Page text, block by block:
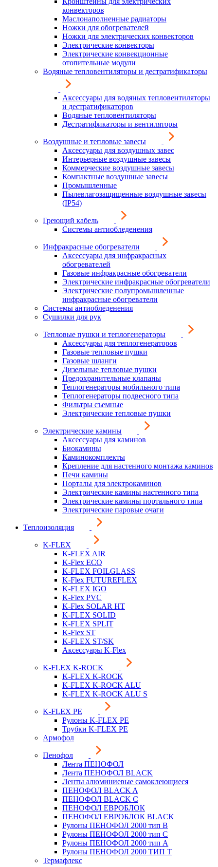
конвекторов
Маслонаполненные радиаторы
Ножки для обогревателей
Ножки для электрических конвекторов
Электрические конвекторы
Электрические конвекционные
отопительные модули
Водяные тепловентиляторы и дестратификаторы
Аксессуары для водяных тепловентиляторы
и дестратификаторов
Водяные тепловентиляторы
Дестратификаторы и вентиляторы
Воздушные и тепловые завесы
Аксессуары для воздушных завес
Интерьерные воздушные завесы
Коммерческие воздушные завесы
Компактные воздушные завесы
Промышленные
Пылевлагозащищенные воздушные завесы
(IP54)
Греющий кабель
Системы антиобледенения
Инфракрасные обогреватели
Аксессуары для инфракрасных
обогревателей
Газовые инфракрасные обогреватели
Электрические инфракрасные обогреватели
Электрические полупромышленные
инфракрасные обогреватели
Системы антиобледенения
Сушилки для рук
Тепловые пушки и теплогенераторы
Аксессуары для теплогенераторов
Газовые тепловые пушки
Газовые шланги
Дизельные тепловые пушки
Предохранительные клапаны
Теплогенераторы мобильного типа
Теплогенераторы подвесного типа
Фильтры съемные
Электрические тепловые пушки
Электрические камины
Аксессуары для каминов
Биокамины
Каминокомплекты
Крепление для настенного монтажа каминов
Печи камины
Порталы для электрокаминов
Электрические камины настенного типа
Электрические камины портального типа
Электрические паровые очаги
Теплоизоляция
K-FLEX
K-FLEX AIR
K-Flex ECO
K-FLEX FOILGLASS
K-Flex FUTUREFLEX
K-FLEX IGO
K-Flex PVC
K-Flex SOLAR HT
K-FLEX SOLID
K-FLEX SPLIT
K-Flex ST
K-FLEX ST/SK
Аксессуары K-Flex
K-FLEX K-ROCK
K-FLEX K-ROCK
K-FLEX K-ROCK ALU
K-FLEX K-ROCK ALU S
K-FLEX PE
Рулоны K-FLEX PE
Трубки K-FLEX PE
Армофол
Пенофол
Лента ПЕНОФОЛ
Лента ПЕНОФОЛ BLACK
Ленты алюминиевые самоклеющиеся
ПЕНОФОЛ BLACK A
ПЕНОФОЛ BLACK С
ПЕНОФОЛ ЕВРОБЛОК
ПЕНОФОЛ ЕВРОБЛОК BLACK
Рулоны ПЕНОФОЛ 2000 тип B
Рулоны ПЕНОФОЛ 2000 тип C
Рулоны ПЕНОФОЛ 2000 тип А
Рулоны ПЕНОФОЛ 2000 ТИП Т
Термафлекс